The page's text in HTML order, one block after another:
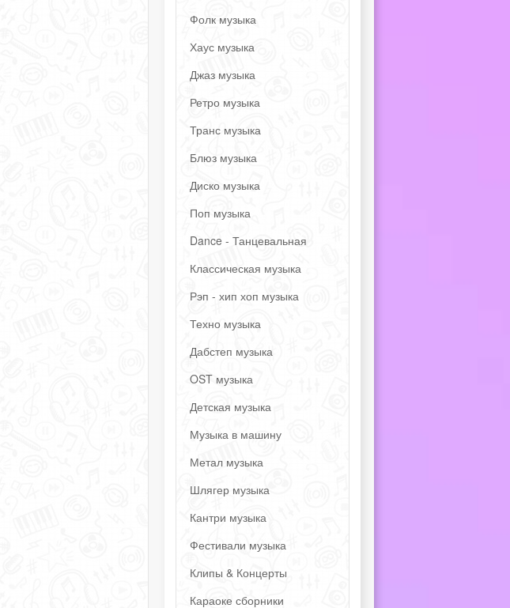
Фолк музыка
Хаус музыка
Джаз музыка
Ретро музыка
Транс музыка
Блюз музыка
Диско музыка
Поп музыка
Dance - Танцевальная
Классическая музыка
Рэп - хип хоп музыка
Техно музыка
Дабстеп музыка
OST музыка
Детская музыка
Музыка в машину
Метал музыка
Шлягер музыка
Кантри музыка
Фестивали музыка
Клипы & Концерты
Караоке сборники